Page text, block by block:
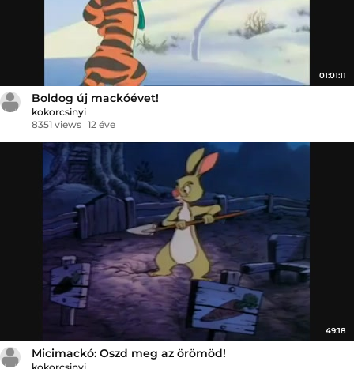
01:01:11
Boldog új mackóévet!
kokorcsinyi
8351 views 12 éve
49:18
Micimackó: Oszd meg az örömöd!